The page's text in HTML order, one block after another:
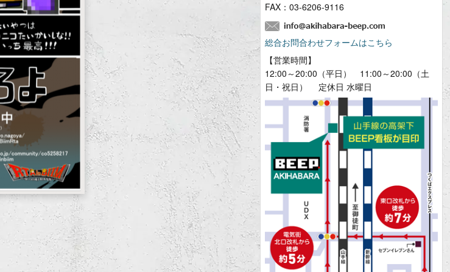
FAX：03-6206-9116
総合お問合わせフォームはこちら
【営業時間】
12:00～20:00（平日） 11:00～20:00（土
日・祝日） 定休日 水曜日